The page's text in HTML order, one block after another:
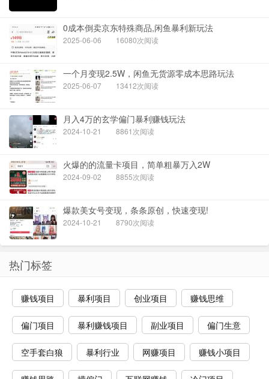
0成本倒卖京东特殊商品,闲鱼暴利新玩法
2025-06-06 16080次阅读
一个月变现2.5W，闲鱼无货源零成本思路玩法
2025-06-07 13412次阅读
月入4万的玄学偏门暴利赚钱玩法
2024-10-21 8861次阅读
火爆的的流量卡项目，简单粗暴万入2W
2024-09-02 8855次阅读
爆款美女号变现，条条原创，快速变现!
2024-10-21 8790次阅读
热门标签
赚钱项目 暴利项目 创业项目 赚钱思维
偏门项目 暴利赚钱项目 副业项目 偏门生意
空手套白狼 暴利行业 网赚项目 赚钱小项目